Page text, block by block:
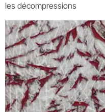
les décompressions